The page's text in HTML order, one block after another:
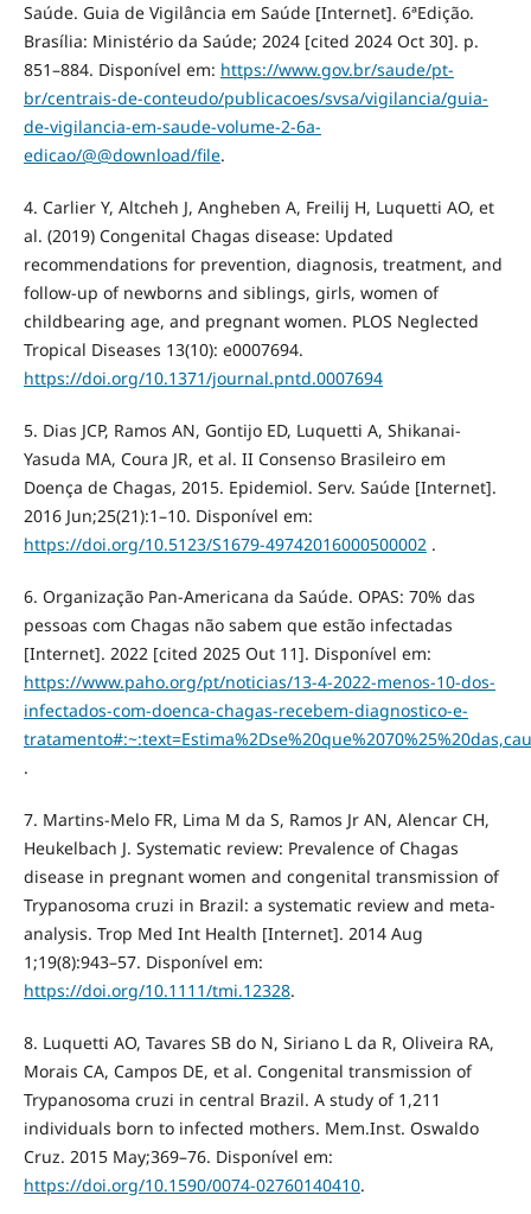
Saúde. Guia de Vigilância em Saúde [Internet]. 6ªEdição.
Brasília: Ministério da Saúde; 2024 [cited 2024 Oct 30]. p.
851–884. Disponível em: https://www.gov.br/saude/pt-
br/centrais-de-conteudo/publicacoes/svsa/vigilancia/guia-
de-vigilancia-em-saude-volume-2-6a-
edicao/@@download/file.
4. Carlier Y, Altcheh J, Angheben A, Freilij H, Luquetti AO, et
al. (2019) Congenital Chagas disease: Updated
recommendations for prevention, diagnosis, treatment, and
follow-up of newborns and siblings, girls, women of
childbearing age, and pregnant women. PLOS Neglected
Tropical Diseases 13(10): e0007694.
https://doi.org/10.1371/journal.pntd.0007694
5. Dias JCP, Ramos AN, Gontijo ED, Luquetti A, Shikanai-
Yasuda MA, Coura JR, et al. II Consenso Brasileiro em
Doença de Chagas, 2015. Epidemiol. Serv. Saúde [Internet].
2016 Jun;25(21):1–10. Disponível em:
https://doi.org/10.5123/S1679-49742016000500002.
6. Organização Pan-Americana da Saúde. OPAS: 70% das
pessoas com Chagas não sabem que estão infectadas
[Internet]. 2022 [cited 2025 Out 11]. Disponível em:
https://www.paho.org/pt/noticias/13-4-2022-menos-10-dos-
infectados-com-doenca-chagas-recebem-diagnostico-e-
.
7. Martins-Melo FR, Lima M da S, Ramos Jr AN, Alencar CH,
Heukelbach J. Systematic review: Prevalence of Chagas
disease in pregnant women and congenital transmission of
Trypanosoma cruzi in Brazil: a systematic review and meta-
analysis. Trop Med Int Health [Internet]. 2014 Aug
1;19(8):943–57. Disponível em:
https://doi.org/10.1111/tmi.12328.
8. Luquetti AO, Tavares SB do N, Siriano L da R, Oliveira RA,
Morais CA, Campos DE, et al. Congenital transmission of
Trypanosoma cruzi in central Brazil. A study of 1,211
individuals born to infected mothers. Mem.Inst. Oswaldo
Cruz. 2015 May;369–76. Disponível em:
https://doi.org/10.1590/0074-02760140410.